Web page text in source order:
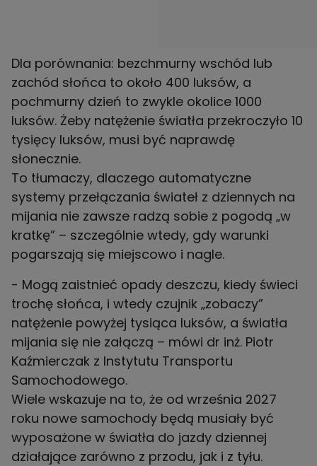
Dla porównania: bezchmurny wschód lub
zachód słońca to około 400 luksów, a
pochmurny dzień to zwykle okolice 1000
luksów. Żeby natężenie światła przekroczyło 10
tysięcy luksów, musi być naprawdę
słonecznie.
To tłumaczy, dlaczego automatyczne
systemy przełączania świateł z dziennych na
mijania nie zawsze radzą sobie z pogodą „w
kratkę” – szczególnie wtedy, gdy warunki
pogarszają się miejscowo i nagle.
- Mogą zaistnieć opady deszczu, kiedy świeci
trochę słońca, i wtedy czujnik „zobaczy”
natężenie powyżej tysiąca luksów, a światła
mijania się nie załączą – mówi dr inż. Piotr
Kaźmierczak z Instytutu Transportu
Samochodowego.
Wiele wskazuje na to, że od września 2027
roku nowe samochody będą musiały być
wyposażone w światła do jazdy dziennej
działające zarówno z przodu, jak i z tyłu.